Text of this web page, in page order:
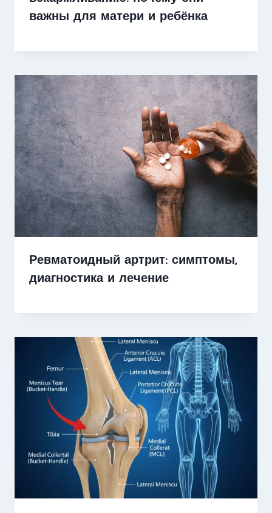
важны для матери и ребёнка
Ревматоидный артрит: симптомы,
диагностика и лечение